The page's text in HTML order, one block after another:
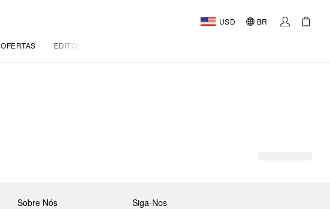
USD BR
OFERTAS EDITORIAL
Sobre Nós
Siga-Nos